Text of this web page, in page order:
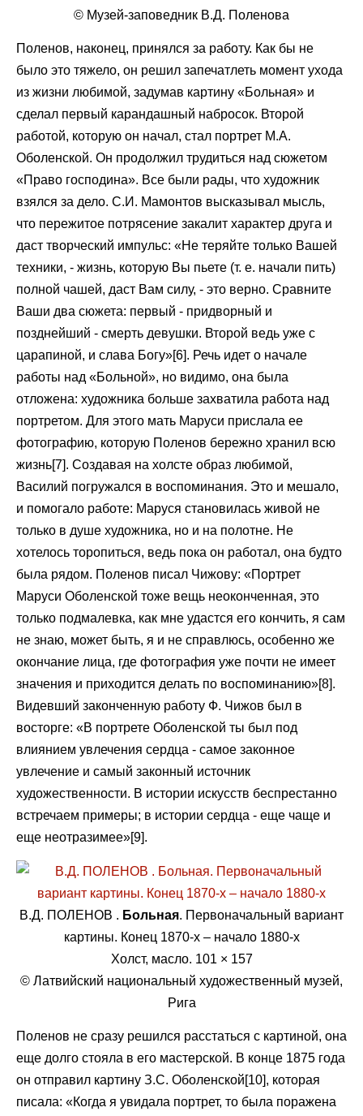
© Музей-заповедник В.Д. Поленова
Поленов, наконец, принялся за работу. Как бы не
было это тяжело, он решил запечатлеть момент ухода
из жизни любимой, задумав картину «Больная» и
сделал первый карандашный набросок. Второй
работой, которую он начал, стал портрет М.А.
Оболенской. Он продолжил трудиться над сюжетом
«Право господина». Все были рады, что художник
взялся за дело. С.И. Мамонтов высказывал мысль,
что пережитое потрясение закалит характер друга и
даст творческий импульс: «Не теряйте только Вашей
техники, - жизнь, которую Вы пьете (т. е. начали пить)
полной чашей, даст Вам силу, - это верно. Сравните
Ваши два сюжета: первый - придворный и
позднейший - смерть девушки. Второй ведь уже с
царапиной, и слава Богу»[6]. Речь идет о начале
работы над «Больной», но видимо, она была
отложена: художника больше захватила работа над
портретом. Для этого мать Маруси прислала ее
фотографию, которую Поленов бережно хранил всю
жизнь[7]. Создавая на холсте образ любимой,
Василий погружался в воспоминания. Это и мешало,
и помогало работе: Маруся становилась живой не
только в душе художника, но и на полотне. Не
хотелось торопиться, ведь пока он работал, она будто
была рядом. Поленов писал Чижову: «Портрет
Маруси Оболенской тоже вещь неоконченная, это
только подмалевка, как мне удастся его кончить, я сам
не знаю, может быть, я и не справлюсь, особенно же
окончание лица, где фотография уже почти не имеет
значения и приходится делать по воспоминанию»[8].
Видевший законченную работу Ф. Чижов был в
восторге: «В портрете Оболенской ты был под
влиянием увлечения сердца - самое законное
увлечение и самый законный источник
художественности. В истории искусств беспрестанно
встречаем примеры; в истории сердца - еще чаще и
еще неотразимее»[9].
В.Д. ПОЛЕНОВ . Больная. Первоначальный вариант
картины. Конец 1870-х – начало 1880-х
Холст, масло. 101 × 157
© Латвийский национальный художественный музей,
Рига
Поленов не сразу решился расстаться с картиной, она
еще долго стояла в его мастерской. В конце 1875 года
он отправил картину З.С. Оболенской[10], которая
писала: «Когда я увидала портрет, то была поражена